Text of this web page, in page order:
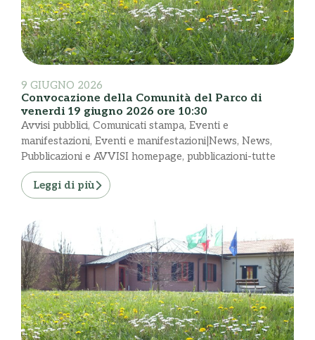
9 GIUGNO 2026
Convocazione della Comunità del Parco di
venerdi 19 giugno 2026 ore 10:30
Avvisi pubblici, Comunicati stampa, Eventi e
manifestazioni, Eventi e manifestazioni|News, News,
Pubblicazioni e AVVISI homepage, pubblicazioni-tutte
Leggi di più